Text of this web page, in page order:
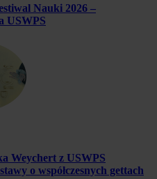
Nauki 2026 –
USWPS
Weychert z USWPS
o współczesnych gettach